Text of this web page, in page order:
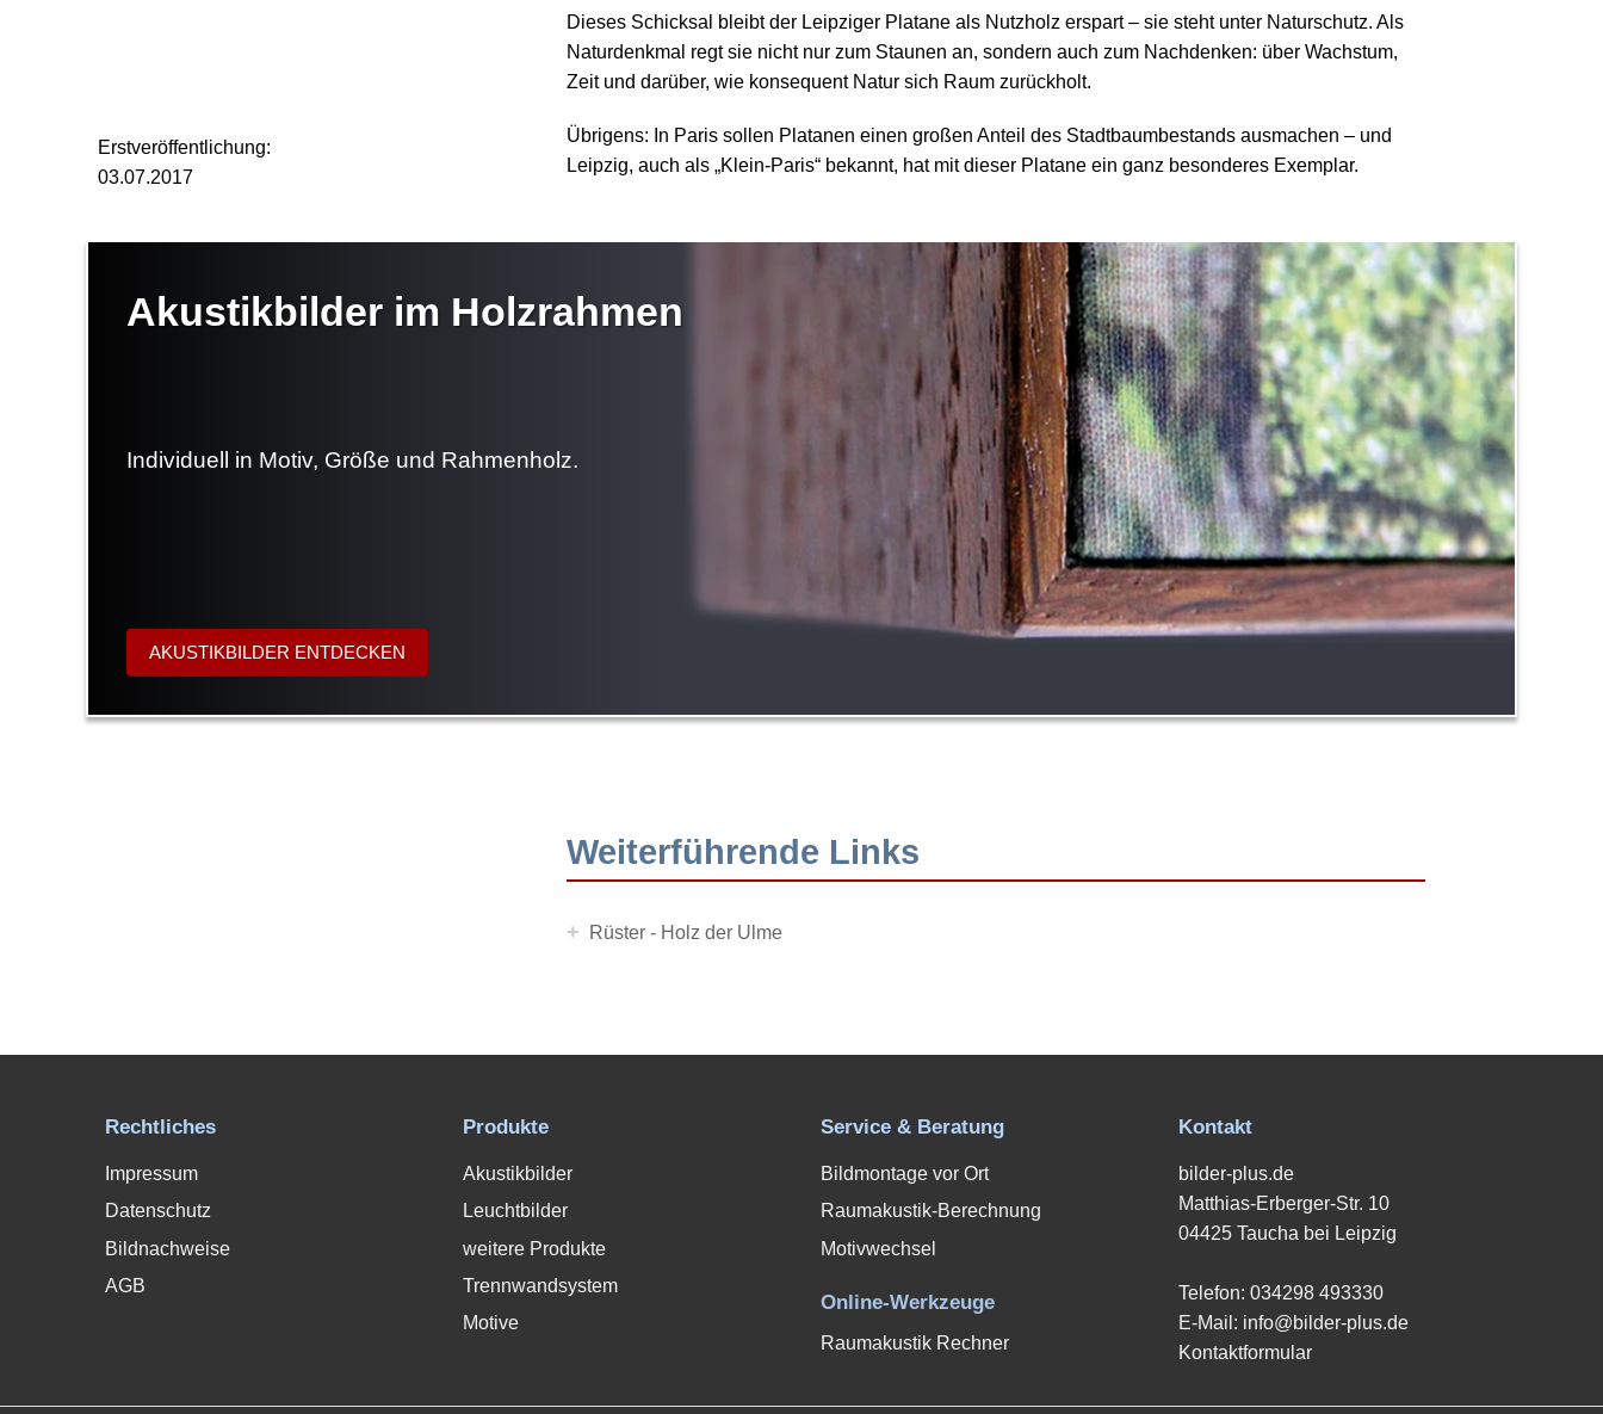
Dieses Schicksal bleibt der Leipziger Platane als Nutzholz erspart – sie steht unter Naturschutz. Als
Naturdenkmal regt sie nicht nur zum Staunen an, sondern auch zum Nachdenken: über Wachstum,
Zeit und darüber, wie konsequent Natur sich Raum zurückholt.
Übrigens: In Paris sollen Platanen einen großen Anteil des Stadtbaumbestands ausmachen – und
Leipzig, auch als „Klein-Paris“ bekannt, hat mit dieser Platane ein ganz besonderes Exemplar.
Erstveröffentlichung:
03.07.2017
Akustikbilder im Holzrahmen
Individuell in Motiv, Größe und Rahmenholz.
AKUSTIKBILDER ENTDECKEN
Weiterführende Links
+ Rüster - Holz der Ulme
Rechtliches
Impressum
Datenschutz
Bildnachweise
AGB
Produkte
Akustikbilder
Leuchtbilder
weitere Produkte
Trennwandsystem
Motive
Service & Beratung
Bildmontage vor Ort
Raumakustik-Berechnung
Motivwechsel
Online-Werkzeuge
Raumakustik Rechner
Kontakt
bilder-plus.de
Matthias-Erberger-Str. 10
04425 Taucha bei Leipzig
Telefon: 034298 493330
E-Mail: info@bilder-plus.de
Kontaktformular